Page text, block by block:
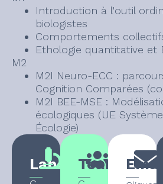
Laboratory
Team Email
Introduction à l'outil
biologistes
Comportements
Ethologie quantitative et
M2
M2I Neuro-ECC :
Cognition Comparées
M2I BEE-MSE :
écologiques (UE
Écologie)